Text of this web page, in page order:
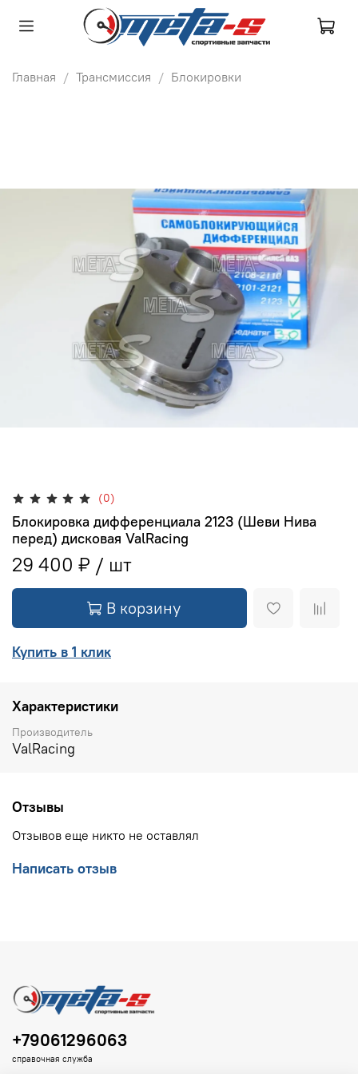
Главная Трансмиссия Блокировки
(0)
Блокировка дифференциала 2123 (Шеви Нива
перед) дисковая ValRacing
29 400 ₽
В корзину
Купить в 1 клик
Характеристики
Производитель
ValRacing
Отзывы
Отзывов еще никто не оставлял
Написать отзыв
+79061296063
справочная служба